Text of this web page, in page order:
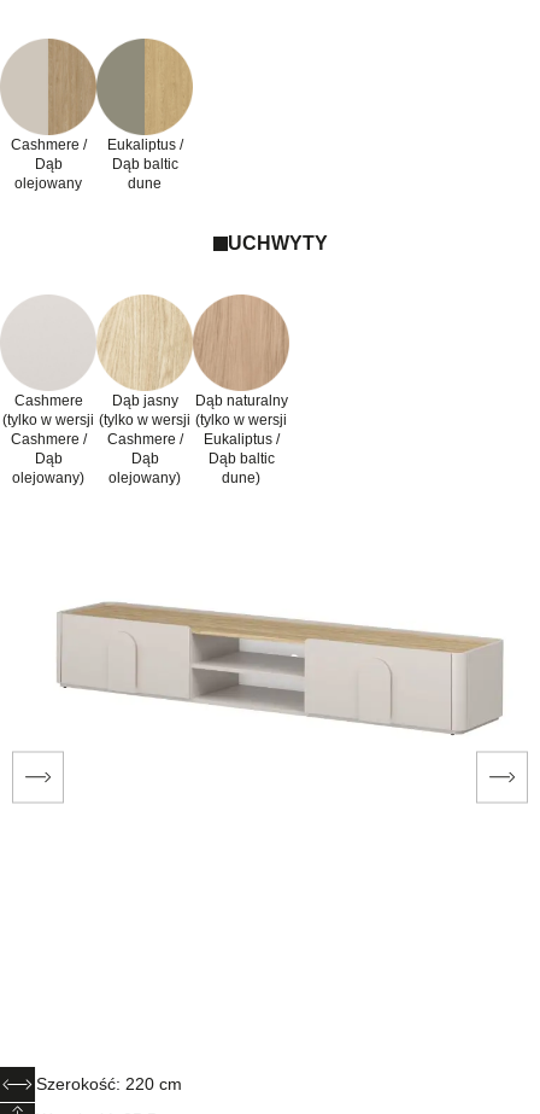
Cashmere /
Dąb
olejowany
Eukaliptus /
Dąb baltic
dune
UCHWYTY
Cashmere
(tylko w wersji
Cashmere /
Dąb
olejowany)
Dąb jasny
(tylko w wersji
Cashmere /
Dąb
olejowany)
Dąb naturalny
(tylko w wersji
Eukaliptus /
Dąb baltic
dune)
Szerokość: 220 cm